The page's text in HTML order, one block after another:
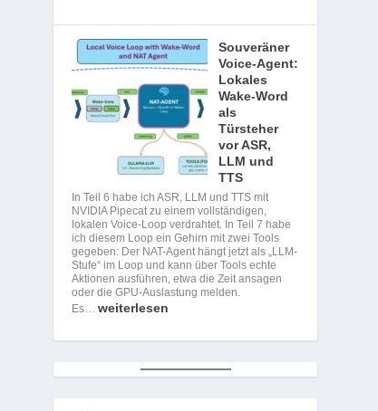
Souveräner
Voice-Agent:
Lokales
Wake-Word
als
Türsteher
vor ASR,
LLM und
TTS
In Teil 6 habe ich ASR, LLM und TTS mit
NVIDIA Pipecat zu einem vollständigen,
lokalen Voice-Loop verdrahtet. In Teil 7 habe
ich diesem Loop ein Gehirn mit zwei Tools
gegeben: Der NAT-Agent hängt jetzt als „LLM-
Stufe“ im Loop und kann über Tools echte
Aktionen ausführen, etwa die Zeit ansagen
oder die GPU-Auslastung melden.
Es…weiterlesen